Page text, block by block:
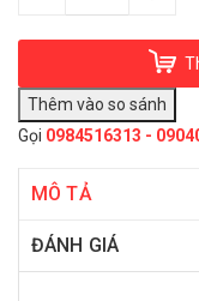
Gọi 0984516313 -
MÔ TẢ
ĐÁNH GIÁ